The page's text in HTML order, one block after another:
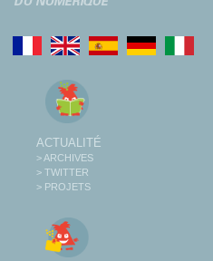
ACTUALITÉ
> ARCHIVES
> TWITTER
> PROJETS